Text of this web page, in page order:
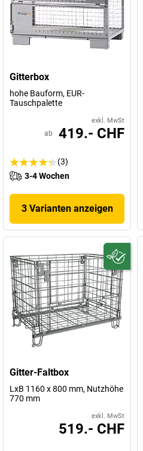
Gitterbox
hohe Bauform, EUR-
Tauschpalette
exkl. MwSt
ab 419.- CHF
(3)
3-4 Wochen
3 Varianten anzeigen
Gitter-Faltbox
LxB 1160 x 800 mm, Nutzhöhe
770 mm
exkl. MwSt
519.- CHF